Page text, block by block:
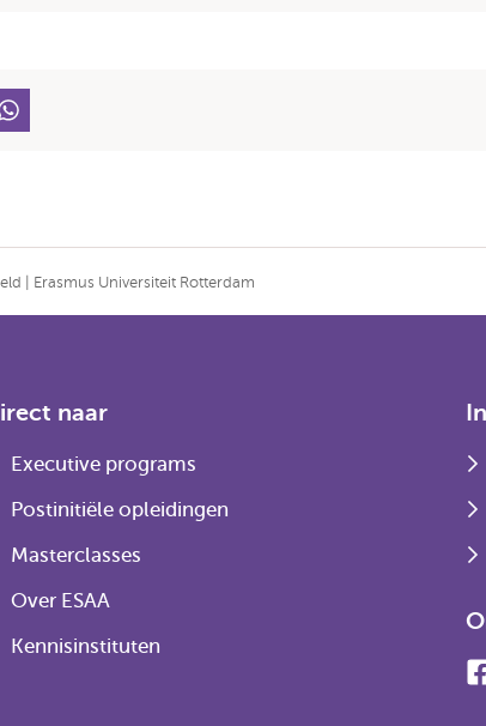
| Erasmus Universiteit Rotterdam
naar
Executive programs
Postinitiële opleidingen
Masterclasses
Over ESAA
Kennisinstituten